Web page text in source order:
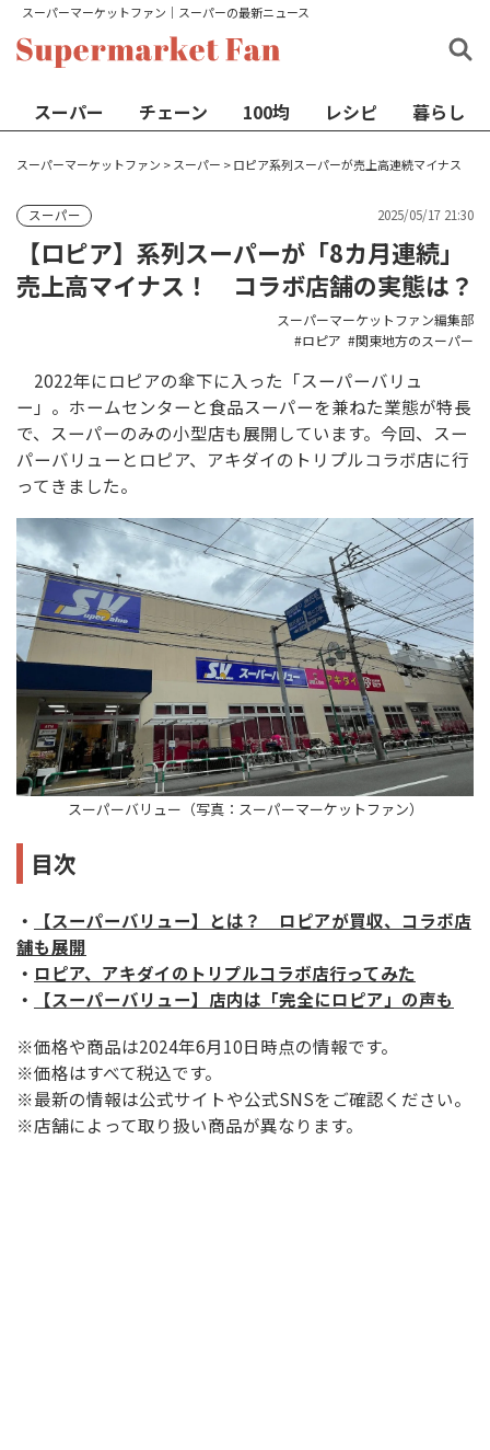
スーパーマーケットファン│スーパーの最新ニュース
スーパー チェーン 100均 レシピ 暮らし
スーパーマーケットファン > スーパー >ロピア系列スーパーが売上高連続マイナス
スーパー 2025/05/17 21:30
【ロピア】系列スーパーが「8カ月連続」
売上高マイナス！ コラボ店舗の実態は？
スーパーマーケットファン編集部
ロピア
関東地方のスーパー
2022年にロピアの傘下に入った「スーパーバリュ
ー」。ホームセンターと食品スーパーを兼ねた業態が特長
で、スーパーのみの小型店も展開しています。今回、スー
パーバリューとロピア、アキダイのトリプルコラボ店に行
ってきました。
スーパーバリュー（写真：スーパーマーケットファン）
目次
・
【スーパーバリュー】とは？ ロピアが買収、コラボ店
舗も展開
・ ロピア、アキダイのトリプルコラボ店行ってみた
・
【スーパーバリュー】店内は「完全にロピア」の声も
※価格や商品は2024年6月10日時点の情報です。
※価格はすべて税込です。
※最新の情報は公式サイトや公式SNSをご確認ください。
※店舗によって取り扱い商品が異なります。